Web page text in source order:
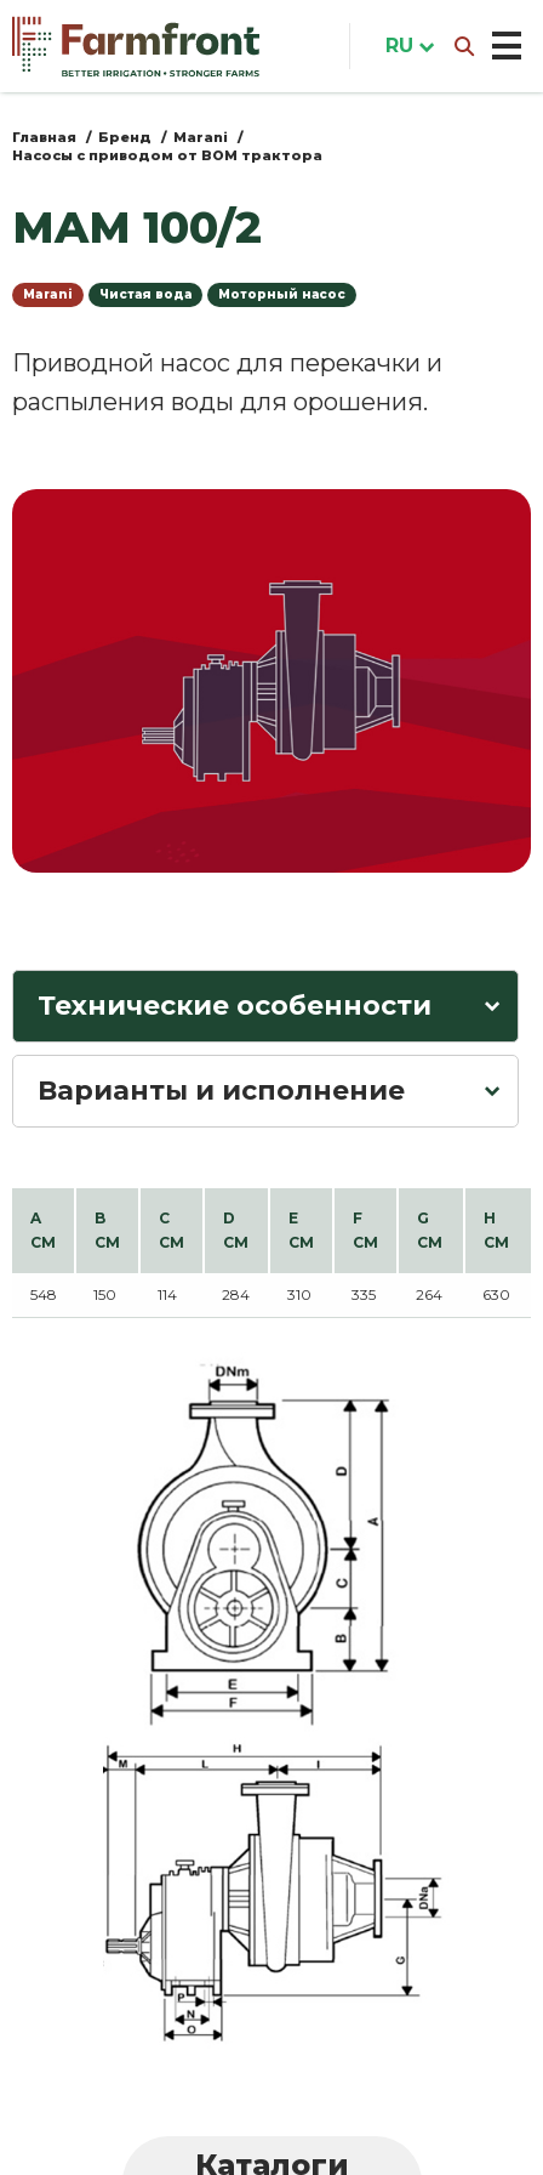
Перейти
основному
содержанию
Вы
Главная Бренд
Marani
Насосы с приводом от ВОМ трактора
MAM 100/2
Marani Чистая вода Моторный насос
Приводной насос для перекачки и
распыления воды для орошения.
Технические особенности
Варианты и исполнение
A
CM
B
CM
C
CM
D
CM
E
CM
F
CM
G
CM
H
CM
548 150 114 284 310 335 264 630
Каталоги
RU